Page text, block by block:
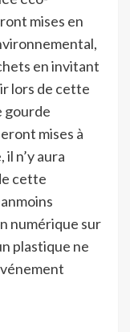
mises en
en invitant
lors de cette
gourde
mises à
n’y aura
cette
numérique sur
plastique ne